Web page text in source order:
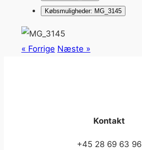
Købsmuligheder: MG_3145
« Forrige Næste »
Kontakt
+45 28 69 63 96